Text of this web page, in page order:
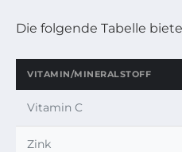
Die folgende Tabelle
VITAMIN/MINERALSTOFF
Vitamin C
Zink